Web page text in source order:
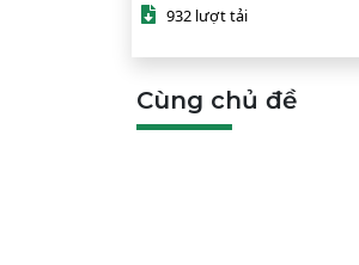
932 lượt tải
Cùng chủ đề